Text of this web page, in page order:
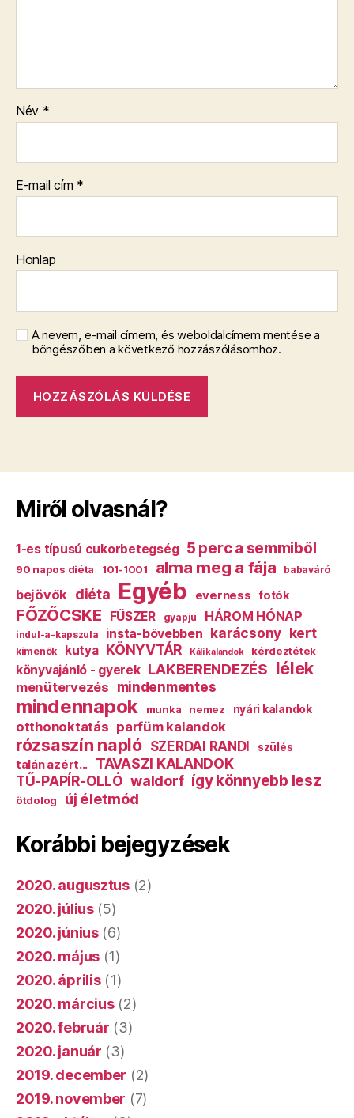
Név *
E-mail cím *
Honlap
A nevem, e-mail címem, és weboldalcímem mentése a
böngészőben a következő hozzászólásomhoz.
Miről olvasnál?
1-es típusú cukorbetegség 5 perc a semmiből
90 napos diéta 101-1001 alma meg a fája babaváró
bejövők diéta Egyéb everness fotók
FŐZŐCSKE FŰSZER gyapjú HÁROM HÓNAP
indul-a-kapszula insta-bővebben karácsony kert
kimenők kutya KÖNYVTÁR Káli kalandok kérdeztétek
könyvajánló - gyerek LAKBERENDEZÉS lélek
menütervezés mindenmentes
mindennapok munka nemez nyári kalandok
otthonoktatás parfüm kalandok
rózsaszín napló SZERDAI RANDI szülés
talán azért...
TAVASZI KALANDOK
TŰ-PAPÍR-OLLÓ waldorf így könnyebb lesz
ötdolog új életmód
Korábbi bejegyzések
2020. augusztus(2)
2020. július(5)
2020. június(6)
2020. május (1)
2020. április(1)
2020. március(2)
2020. február (3)
2020. január (3)
2019. december (2)
2019. november (7)